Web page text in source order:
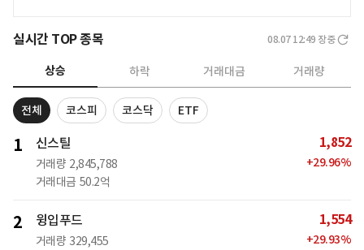
실시간 TOP 종목 08.07 12:49 장중
상승 하락 거래대금 거래량
전체 코스피 코스닥 ETF
1 신스틸
거래량 2,845,788
거래대금 50.2억
1,852
+29.96%
2 윙입푸드
거래량 329,455
1,554
+29.93%